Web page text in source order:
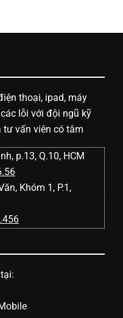
thoại, ipad, máy
lỗi với đội ngũ kỹ
tư vấn viên có tâm
p.13, Q.10, HCM
Khóm 1, P.1,